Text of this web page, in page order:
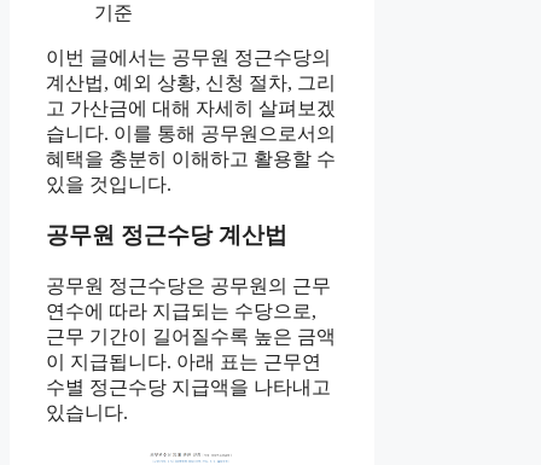
기준
이번 글에서는 공무원 정근수당의
계산법, 예외 상황, 신청 절차, 그리
고 가산금에 대해 자세히 살펴보겠
습니다. 이를 통해 공무원으로서의
혜택을 충분히 이해하고 활용할 수
있을 것입니다.
공무원 정근수당 계산법
공무원 정근수당은 공무원의 근무
연수에 따라 지급되는 수당으로,
근무 기간이 길어질수록 높은 금액
이 지급됩니다. 아래 표는 근무연
수별 정근수당 지급액을 나타내고
있습니다.